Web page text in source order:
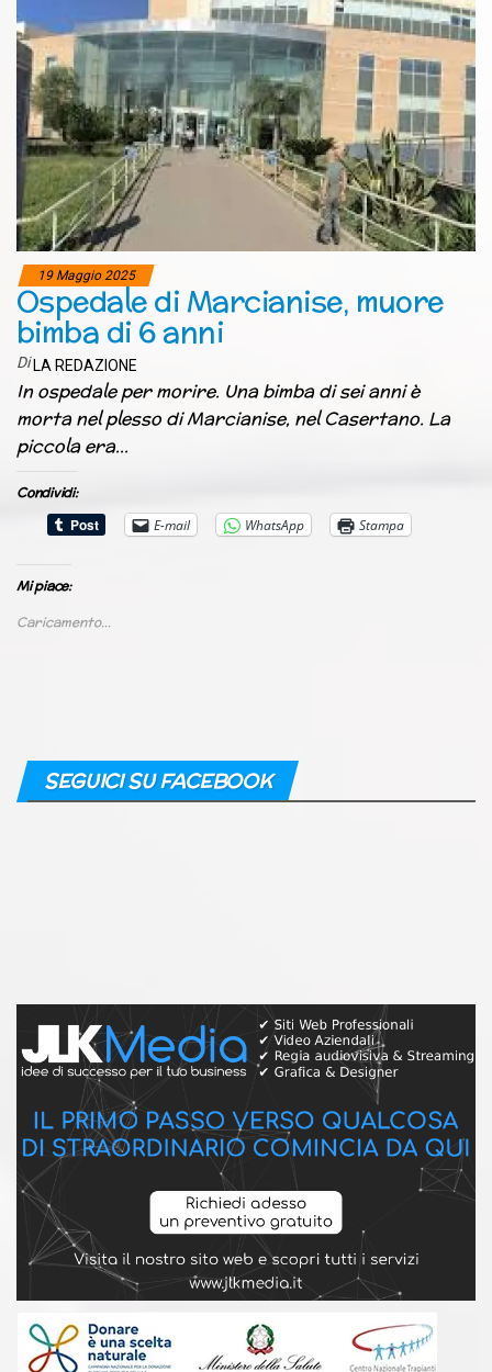
19 Maggio 2025
Ospedale di Marcianise, muore
bimba di 6 anni
Di LA REDAZIONE
In ospedale per morire. Una bimba di sei anni è
morta nel plesso di Marcianise, nel Casertano. La
piccola era…
Condividi:
E-mail
WhatsApp Stampa
Mi piace:
Caricamento...
SEGUICI SU FACEBOOK